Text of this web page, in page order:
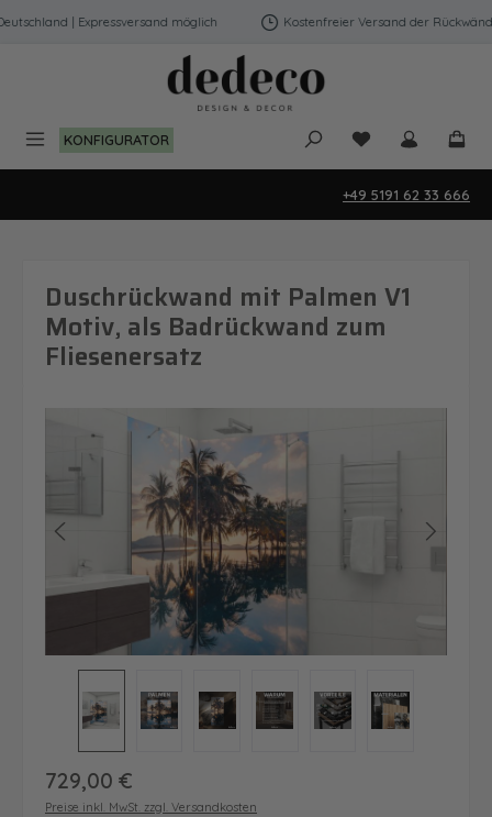
Zum Hauptinhalt springen
| Expressversand möglich Kostenfreier Versand der Rückwände
KONFIGURATOR Du hast 0
+49 5191 62 33 666
Duschrückwand mit Palmen V1
Motiv, als Badrückwand zum
Fliesenersatz
Bildergalerie überspringen
Regulärer Preis:
729,00 €
Preise inkl. MwSt. zzgl. Versandkosten